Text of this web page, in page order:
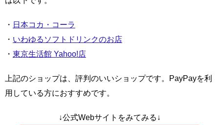
・ 日本コカ・コーラ
・ いわゆるソフトドリンクのお店
・ 東京生活館 Yahoo!店
上記のショップは、評判のいいショップです。PayPayを利
用している方におすすめです。
↓公式Webサイトをみてみる↓